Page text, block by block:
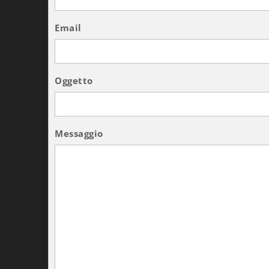
Email
Oggetto
Messaggio